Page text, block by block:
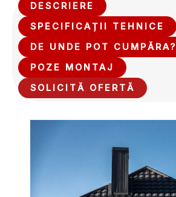
DESCRIERE
SPECIFICAȚII TEHNICE
DE UNDE POT CUMPĂRA?
POZE MONTAJ
SOLICITĂ OFERTĂ